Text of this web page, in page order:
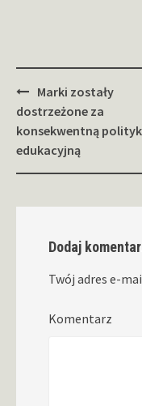
Zobacz
wpisy
Marki zostały
dostrzeżone za
konsekwentną
edukacyjną
Dodaj
Twój adres e-
Komentarz